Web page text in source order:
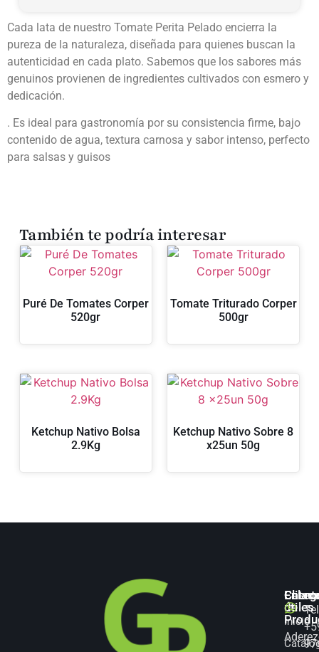
Cada lata de nuestro Tomate Perita Pelado encierra la
pureza de la naturaleza, diseñada para quienes buscan la
autenticidad en cada plato. Sabemos que los sabores más
genuinos provienen de ingredientes cultivados con esmero y
dedicación.
. Es ideal para gastronomía por su consistencia firme, bajo
contenido de agua, textura carnosa y sabor intenso, perfecto
para salsas y guisos
También te podría interesar
Puré De Tomates Corper
520gr
Tomate Triturado Corper
500gr
Ketchup Nativo Bolsa
2.9Kg
Ketchup Nativo Sobre 8
x25un 50g
de
útiles
Inicio